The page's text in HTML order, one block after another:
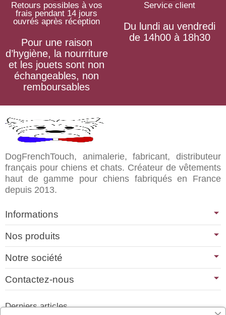
Retours possibles à vos
frais pendant 14 jours
ouvrés après réception
Pour une raison
d’hygiène, la nourriture
et les jouets sont non
échangeables, non
remboursables
Service client
Du lundi au vendredi
de 14h00 à 18h30
DogFrenchTouch, animalerie, fabricant, distributeur
français pour chiens et chats. Créateur de vêtements
haut de gamme pour chiens fabriqués en France
depuis 2013.
Informations
Nos produits
Notre société
Contactez-nous
Derniers articles